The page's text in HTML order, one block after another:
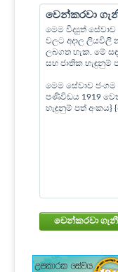
වෙන්කරවා
මෙම විද්‍යුත්
වලට අදාල ලියවිලි
ලබගත හැක. මේ
සහ ජාතික හැඳුනුම්
මෙම සේවාව
පණිවිඩය 1919
හැඳුනුම් පත්